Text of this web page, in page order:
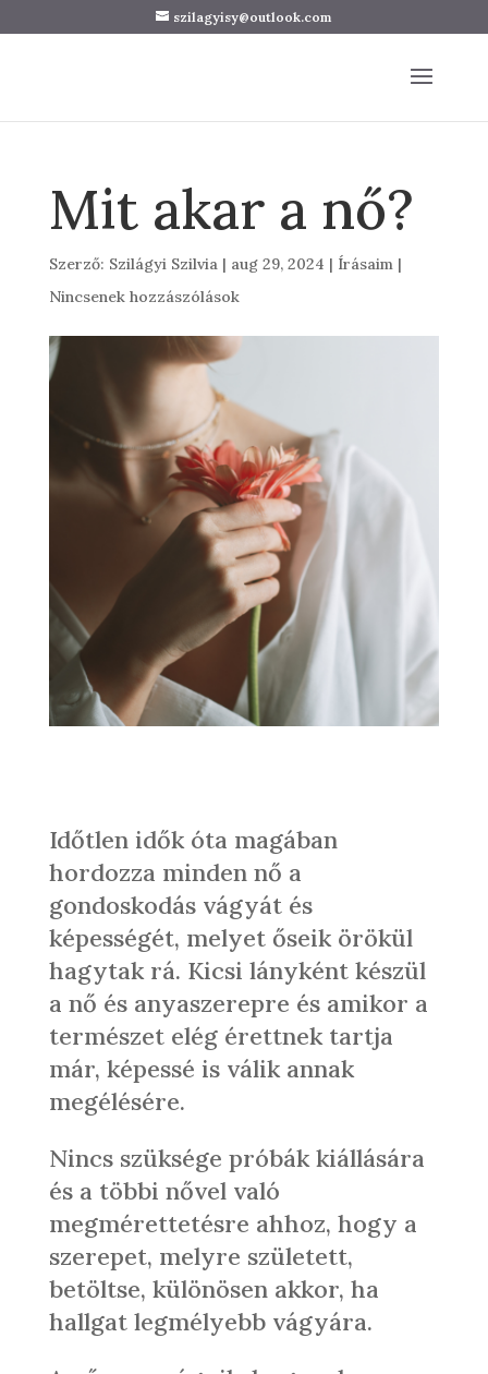
szilagyisy@outlook.com
Mit akar a nő?
Szerző: Szilágyi Szilvia| aug 29, 2024 | Írásaim|
Nincsenek hozzászólások
Időtlen idők óta magában
hordozza minden nő a
gondoskodás vágyát és
képességét, melyet őseik örökül
hagytak rá. Kicsi lányként készül
a nő és anyaszerepre és amikor a
természet elég érettnek tartja
már, képessé is válik annak
megélésére.
Nincs szüksége próbák kiállására
és a többi nővel való
megmérettetésre ahhoz, hogy a
szerepet, melyre született,
betöltse, különösen akkor, ha
hallgat legmélyebb vágyára.